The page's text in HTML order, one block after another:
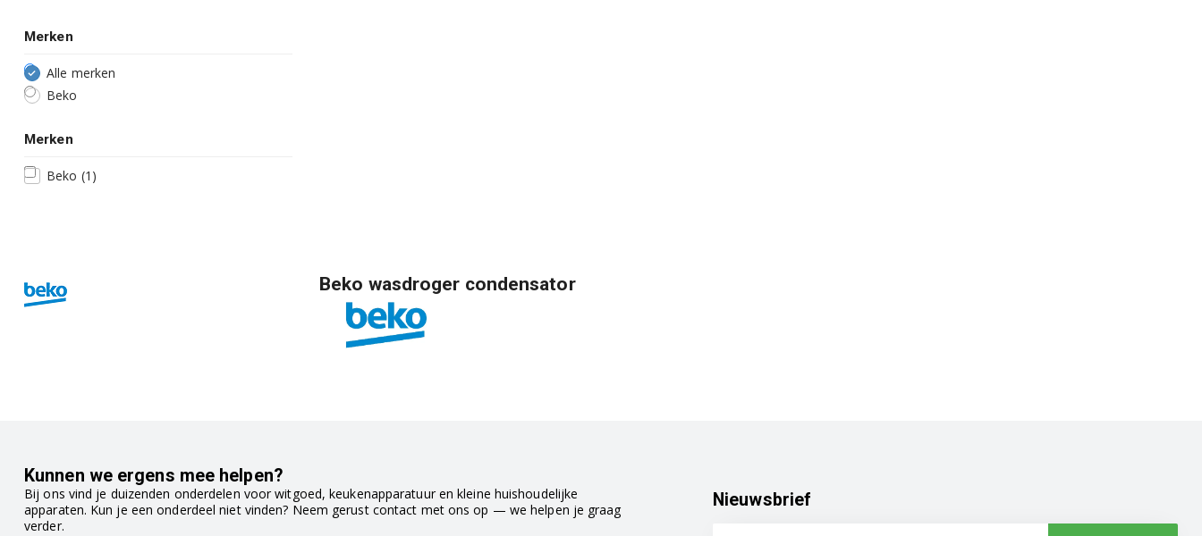
Merken
Alle merken
Beko
Merken
Beko (1)
Beko wasdroger condensator
Kunnen we ergens mee helpen?
Bij ons vind je duizenden onderdelen voor witgoed, keukenapparatuur en kleine huishoudelijke
apparaten. Kun je een onderdeel niet vinden? Neem gerust contact met ons op — we helpen je graag
verder.
Nieuwsbrief